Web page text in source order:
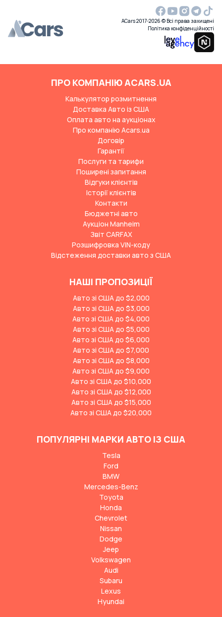
ACars 2017-2026 © Всі права захищені
Політика конфіденційності
ПРО КОМПАНІЮ ACARS.UA
Калькулятор розмитнення
Доставка Авто із США
Оплата авто на аукціонах
Про компанію Acars.ua
Договір
Гарантії
Послуги та тарифи
Поширені запитання
Відгуки клієнтів
Історії клієнтів
Контакти
Бюджетні авто
Аукціон Manheim
Звіт CARFAX
Розшифровка VIN-коду
Відстеження доставки авто з США
НАШІ ПРОПОЗИЦІЇ
Авто зі США до $2,000
Авто зі США до $3,000
Авто зі США до $4,000
Авто зі США до $5,000
Авто зі США до $6,000
Авто зі США до $7,000
Авто зі США до $8,000
Авто зі США до $9,000
Авто зі США до $10,000
Авто зі США до $12,000
Авто зі США до $15,000
Авто зі США до $20,000
ПОПУЛЯРНІ МАРКИ АВТО ІЗ США
Tesla
Ford
BMW
Mercedes-Benz
Toyota
Honda
Chevrolet
Nissan
Dodge
Jeep
Volkswagen
Audi
Subaru
Lexus
Hyundai